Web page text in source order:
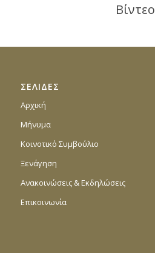
Βίντεο
ΣΕΛΙΔΕΣ
Αρχική
Μήνυμα
Κοινοτικό Συμβούλιο
Ξενάγηση
Ανακοινώσεις & Εκδηλώσεις
Επικοινωνία